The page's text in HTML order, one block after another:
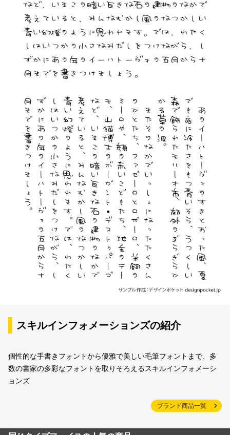
スキルインフォメーションズの紹介
個性的な手書きフォントから優雅で美しい毛筆フォントまで、多
数の書家の多彩なフォントを取りそろえるスキルインフォメーシ
ョンズ
ブランド商品一覧